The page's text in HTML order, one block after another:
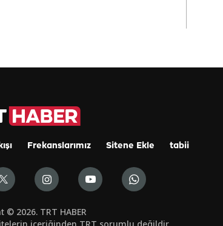
Frekanslarımız Sitene Ekle tabii
© 2026. TRT HABER